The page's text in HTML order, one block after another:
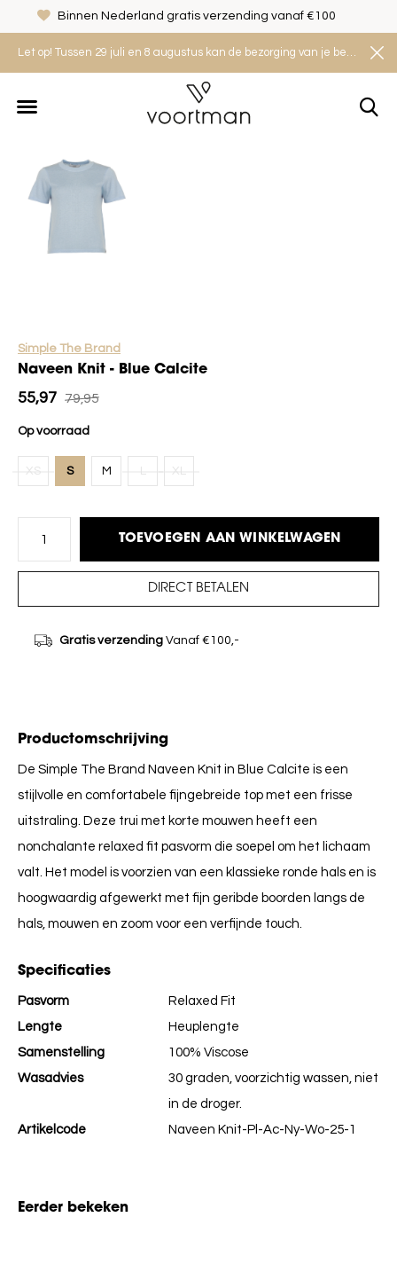
Let op! Tussen 29 juli en 8 augustus kan de bezorging van je bestelling iets langer duren. Houd rekening met een levertijd van 2 tot 4 werkdagen.
Binnen Nederland gratis verzending vanaf €100
Simple The Brand
Naveen Knit - Blue Calcite
55,97 79,95
Op voorraad
XS S M L XL
TOEVOEGEN AAN WINKELWAGEN
DIRECT BETALEN
Gratis verzendingVanaf €100,-
Productomschrijving
De Simple The Brand Naveen Knit in Blue Calcite is een
stijlvolle en comfortabele fijngebreide top met een frisse
uitstraling. Deze trui met korte mouwen heeft een
nonchalante relaxed fit pasvorm die soepel om het lichaam
valt. Het model is voorzien van een klassieke ronde hals en is
hoogwaardig afgewerkt met fijn geribde boorden langs de
hals, mouwen en zoom voor een verfijnde touch.
Specificaties
Pasvorm
Relaxed Fit
Lengte
Heuplengte
Samenstelling
100% Viscose
Wasadvies
30 graden, voorzichtig wassen, niet
in de droger.
Artikelcode
Naveen Knit-Pl-Ac-Ny-Wo-25-1
Eerder bekeken